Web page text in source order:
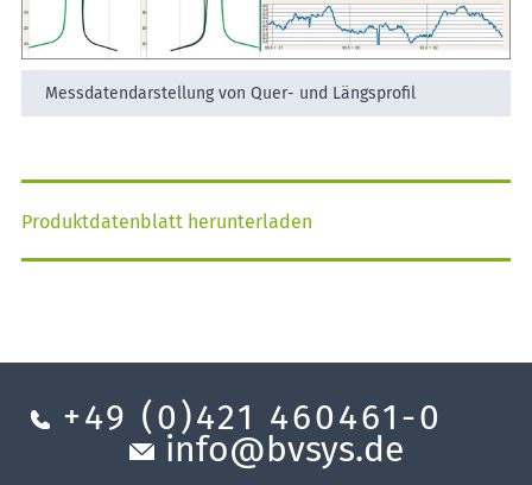
Messdatendarstellung von Quer- und Längsprofil
Produktdatenblatt herunterladen
+49 (0)421 460461-0
info@bvsys.de